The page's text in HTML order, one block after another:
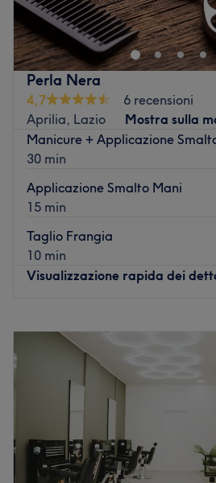
Perla Nera
4,7
6 recensioni
Aprilia, Lazio
Mostra sulla
Manicure + Applicazione
30 min
Applicazione Smalto Mani
15 min
Taglio Frangia
10 min
Visualizzazione rapida dei
Martedì
Mercoledì
Giovedì
Sabato
Domenica
Perla Nera è uno spazio di